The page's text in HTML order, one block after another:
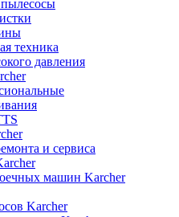
техника
давления
и сервиса
машин Karcher
Karcher